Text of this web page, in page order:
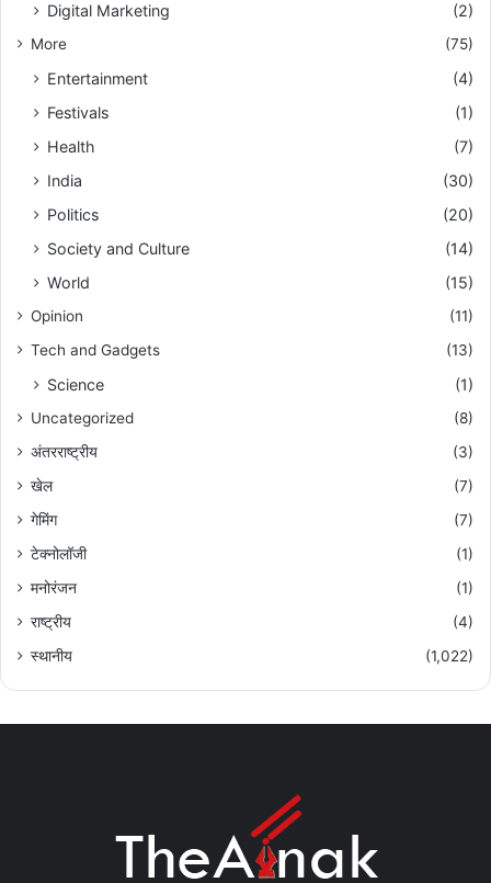
Digital Marketing (2)
More (75)
Entertainment
(4)
Festivals
(1)
Health
(7)
India
(30)
Politics
(20)
Society and Culture
(14)
World
(15)
Opinion
(11)
Tech and Gadgets
(13)
Science (1)
Uncategorized
(8)
अंतरराष्ट्रीय
(3)
खेल
(7)
गेमिंग
(7)
टेक्नोलॉजी
(1)
मनोरंजन
(1)
राष्ट्रीय
(4)
स्थानीय
(1,022)